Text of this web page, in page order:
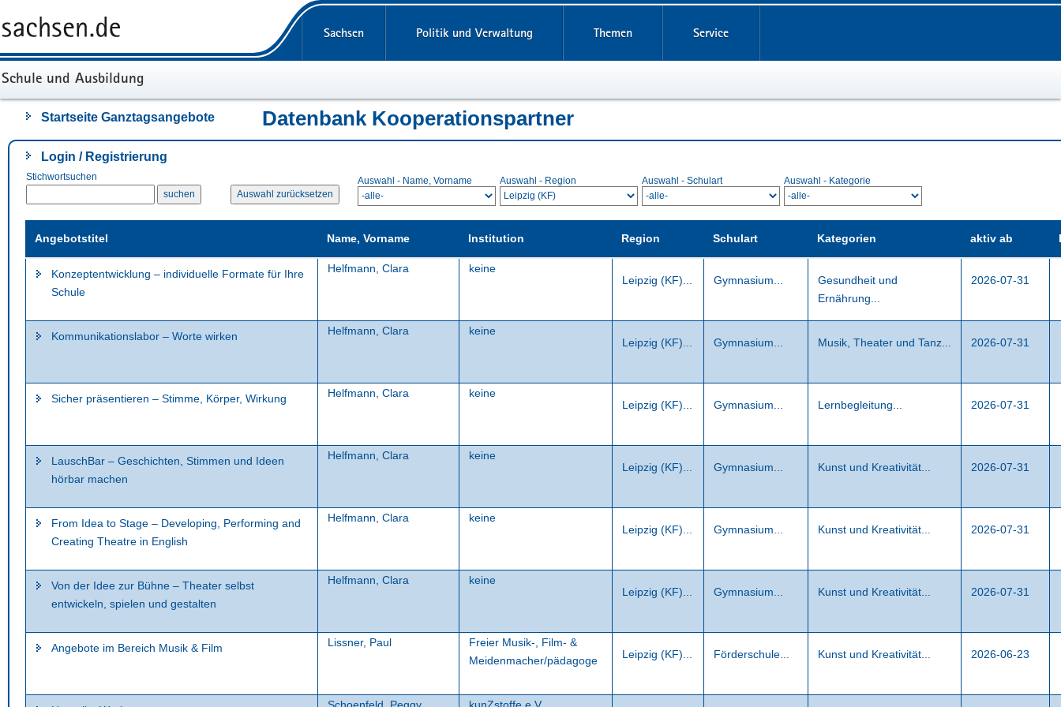
Navigation
Sachsen Politik und Verwaltung Themen Service
Schule und Ausbildung
Startseite Ganztagsangebote Datenbank Kooperationspartner
Login / Registrierung
Stichwortsuchen
suchen
Auswahl - Name, Vorname Auswahl - Region Auswahl - Schulart Auswahl - Kategorie
Angebotstitel Name, Vorname Institution Region Schulart Kategorien aktiv ab
Konzeptentwicklung – individuelle Formate für Ihre
Schule
Helfmann, Clara
keine
Leipzig (KF)...
Gymnasium...
Gesundheit und
Ernährung...
2026-07-31
Kommunikationslabor – Worte wirken Helfmann, Clara
keine
Leipzig (KF)...
Gymnasium... Musik, Theater und Tanz... 2026-07-31
Sicher präsentieren – Stimme, Körper, Wirkung Helfmann, Clara
keine
Leipzig (KF)...
Gymnasium... Lernbegleitung... 2026-07-31
LauschBar – Geschichten, Stimmen und Ideen
hörbar machen
Helfmann, Clara
keine
Leipzig (KF)...
Gymnasium... Kunst und Kreativität... 2026-07-31
From Idea to Stage – Developing, Performing and
Creating Theatre in English
Helfmann, Clara
keine
Leipzig (KF)...
Gymnasium... Kunst und Kreativität... 2026-07-31
Von der Idee zur Bühne – Theater selbst
entwickeln, spielen und gestalten
Helfmann, Clara
keine
Leipzig (KF)...
Gymnasium... Kunst und Kreativität... 2026-07-31
Angebote im Bereich Musik & Film Lissner, Paul
Freier Musik-, Film- &
Meidenmacher/pädagoge
Leipzig (KF)... Förderschule... Kunst und Kreativität... 2026-06-23